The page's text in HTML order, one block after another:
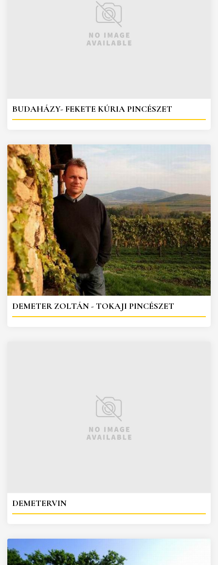
BUDAHÁZY- FEKETE KÚRIA PINCÉSZET
DEMETER ZOLTÁN - TOKAJI PINCÉSZET
DEMETERVIN